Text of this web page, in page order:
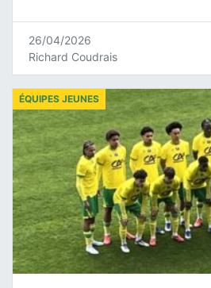
26/04/2026
Richard Coudrais
ÉQUIPES JEUNES